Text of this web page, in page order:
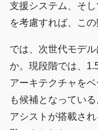
支援システム、そ
を考慮すれば、こ
では、次世代モデ
か。現段階では、
アーキテクチャを
も候補となってい
アシストが搭載さ